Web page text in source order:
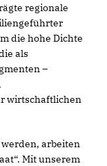
regionale
die hohe Dichte
als
–
wirtschaftlichen
arbeiten
Mit unserem